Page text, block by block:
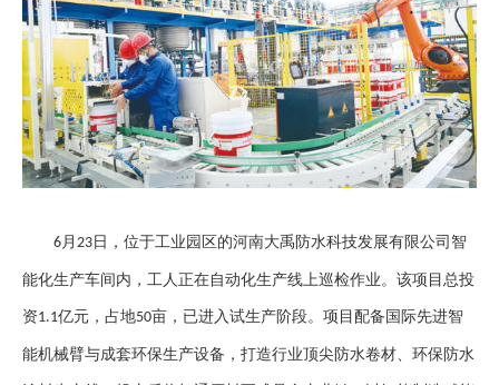
6 月 23日，位于工业园区的河南大禹防水科技发展有限公司智
能化生产车间内，工人正在自动化生产线上巡检作业。该项目总投
资1.1亿元，占地50亩，已进入试生产阶段。项目配备国际先进智
能机械臂与成套环保生产设备，打造行业顶尖防水卷材、环保防水